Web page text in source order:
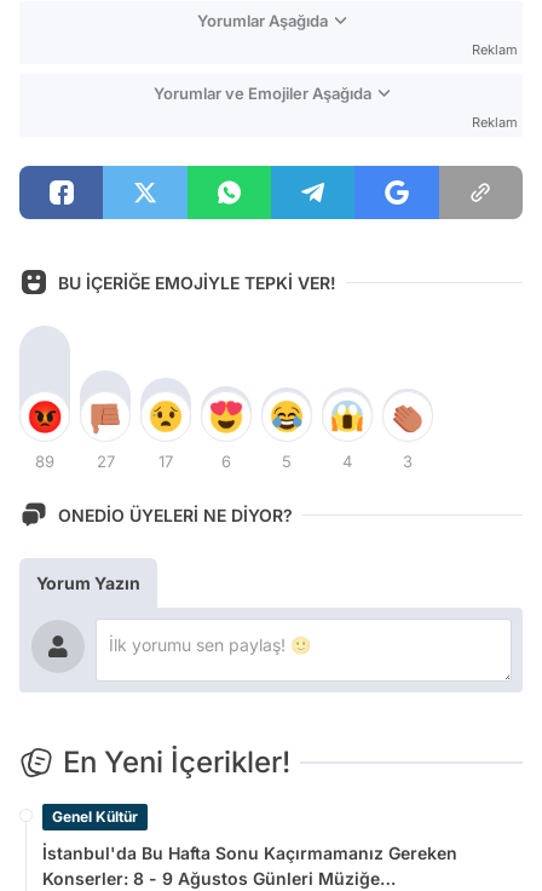
Yorumlar Aşağıda
Reklam
Yorumlar ve Emojiler Aşağıda
Reklam
BU İÇERİĞE EMOJİYLE TEPKİ VER!
89 27 17 6 5 4 3
ONEDİO ÜYELERİ NE DİYOR?
Yorum Yazın
En Yeni İçerikler!
Genel Kültür
İstanbul'da Bu Hafta Sonu Kaçırmamanız Gereken
Konserler: 8 - 9 Ağustos Günleri Müziğe